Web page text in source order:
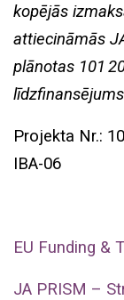
kopējās
attiecināmās
plānotas 101
Projekta Nr.:
IBA-06
EU Funding &
JA PRISM –